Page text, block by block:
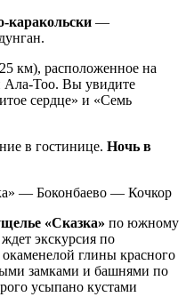
каракольски —
км), расположенное на
Ала-Тоо. Вы увидите
сердце» и «Семь
в гостинице. Ночь в
— Боконбаево — Кочкор
«Сказка» по южному
экскурсия по
глины красного
замками и башнями по
усыпано кустами